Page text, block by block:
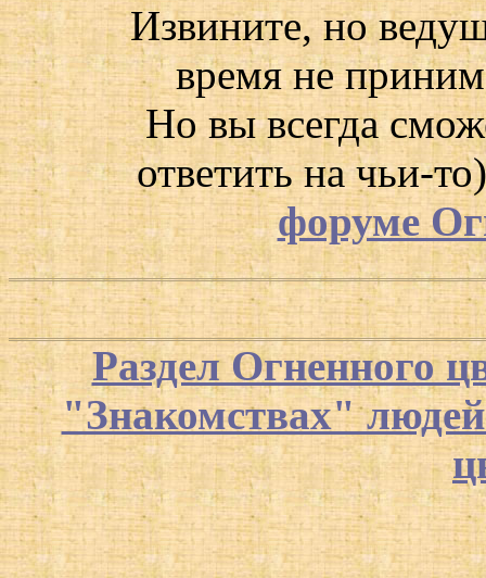
Извините, но
время не
Но вы всегда
ответить на чьи-
форуме
Раздел Огненного
"Знакомствах"